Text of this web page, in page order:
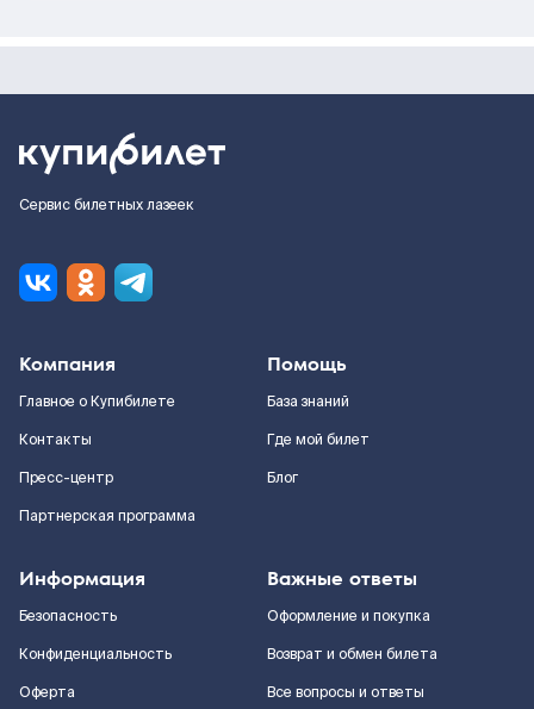
Сервис билетных лазеек
Компания
Главное о Купибилете
Контакты
Пресс-центр
Партнерская программа
Помощь
База знаний
Где мой билет
Блог
Информация
Безопасность
Конфиденциальность
Оферта
Важные ответы
Оформление и покупка
Возврат и обмен билета
Все вопросы и ответы